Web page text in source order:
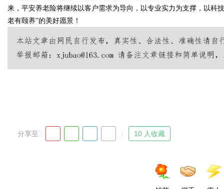
来，平安养老险将继续以客户需求为导向，以专业实力为支撑，以科
老有颐养”的美好愿景！
分享至 : 10 人收藏